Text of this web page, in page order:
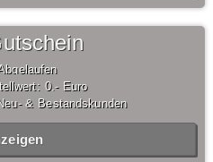
0,- Euro
& Bestandskunden